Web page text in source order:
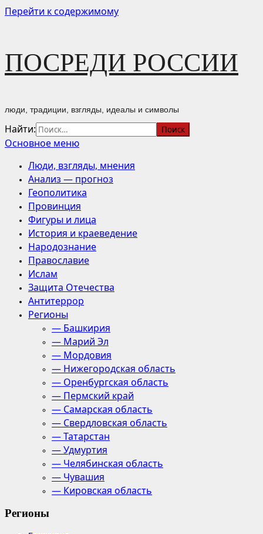
Перейти к содержимому
ПОСРЕДИ РОССИИ
люди, традиции, взгляды, идеалы и символы
Найти:
Основное меню
Люди, взгляды, мнения
Анализ — прогноз
Геополитика
Провинция
Фигуры и лица
История и краеведение
Народознание
Православие
Ислам
Защита Отечества
Антитеррор
Регионы
— Башкирия
— Марий Эл
— Мордовия
— Нижегородская область
— Оренбургская область
— Пермский край
— Самарская область
— Свердловская область
— Татарстан
— Удмуртия
— Челябинская область
— Чувашия
— Кировская область
Регионы